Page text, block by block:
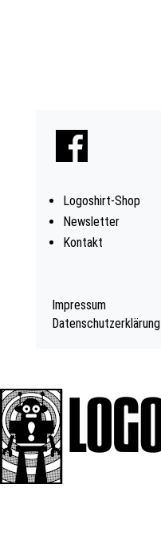
Logoshirt-Shop
Newsletter
Kontakt
Impressum
Datenschutzerklärung